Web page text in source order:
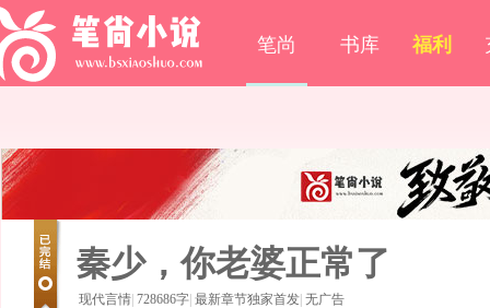
笔尚 书库 福利
秦少，你老婆正常了
现代言情 728686字 最新章节独家首发 无广告